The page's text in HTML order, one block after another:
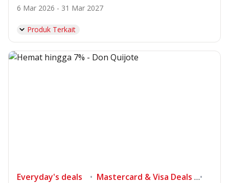
6 Mar 2026 - 31 Mar 2027
Produk Terkait
Everyday's deals Mastercard & Visa Deals